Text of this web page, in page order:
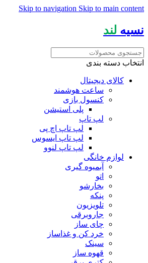
Skip to navigation Skip to main content
نسیه لند
انتخاب دسته بندی
کالای دیجیتال
ساعت هوشمند
کنسول بازی
پلی استیشن
لپ تاپ
لپ تاپ اچ پی
لپ تاپ ایسوس
لپ تاپ لنوو
لوازم خانگی
آبمیوه گیری
اتو
بخارشو
پنکه
تلویزیون
جاروبرقی
چای ساز
خرد کن و غذاساز
سینک
قهوه ساز